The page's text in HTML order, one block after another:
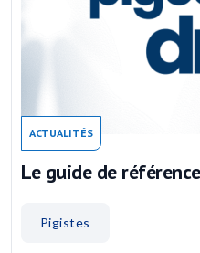
ACTUALITÉS
Le guide de
Pigistes